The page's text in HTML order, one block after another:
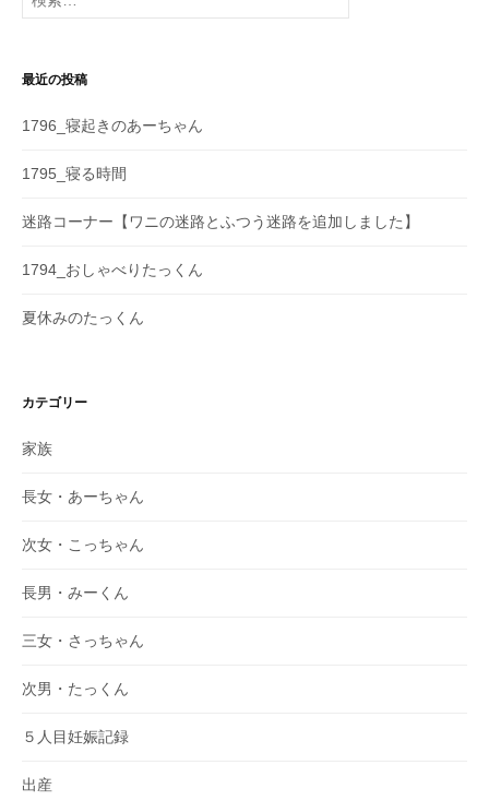
索
最近の投稿
1796_寝起きのあーちゃん
1795_寝る時間
迷路コーナー【ワニの迷路とふつう迷路を追加しました】
1794_おしゃべりたっくん
夏休みのたっくん
カテゴリー
家族
長女・あーちゃん
次女・こっちゃん
長男・みーくん
三女・さっちゃん
次男・たっくん
５人目妊娠記録
出産